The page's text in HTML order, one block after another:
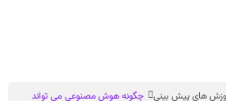
های پیش بینی
چگونه هوش مصنوعی می تواند